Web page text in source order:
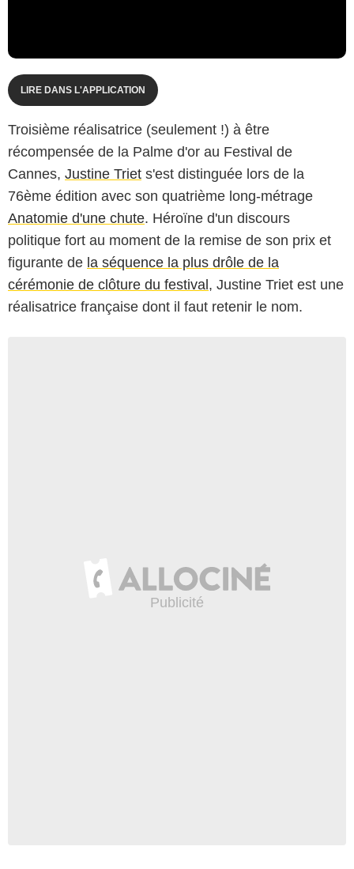
LIRE DANS L'APPLICATION
Troisième réalisatrice (seulement !) à être
récompensée de la Palme d'or au Festival de
Cannes, Justine Triet s'est distinguée lors de la
76ème édition avec son quatrième long-métrage
Anatomie d'une chute. Héroïne d'un discours
politique fort au moment de la remise de son prix et
figurante de la séquence la plus drôle de la
cérémonie de clôture du festival, Justine Triet est une
réalisatrice française dont il faut retenir le nom.